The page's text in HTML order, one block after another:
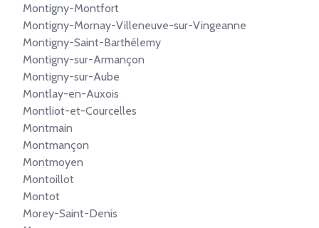
Montigny-Montfort
Montigny-Mornay-Villeneuve-sur-Vingeanne
Montigny-Saint-Barthélemy
Montigny-sur-Armançon
Montigny-sur-Aube
Montlay-en-Auxois
Montliot-et-Courcelles
Montmain
Montmançon
Montmoyen
Montoillot
Montot
Morey-Saint-Denis